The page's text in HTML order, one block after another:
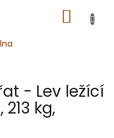
KOŠÍK
- Lev ležící
kg,